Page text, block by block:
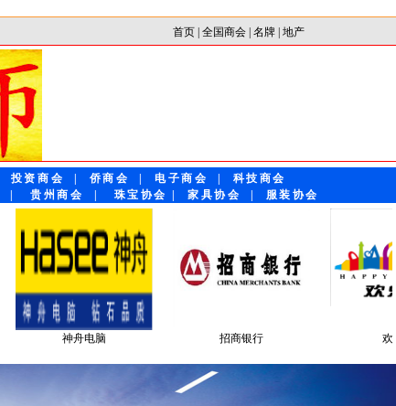
首页| 全国商会| 名牌 地产
投资商会 侨商会 电子商会
科技商会
|贵州商会 珠宝协会 家具协会 服装协会
欢乐谷 曼妮芬 桃花季